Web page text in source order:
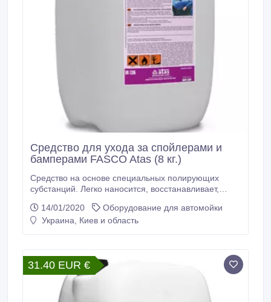
Средство для ухода за спойлерами и
бамперами FASCO Atas (8 кг.)
Средство на основе специальных полирующих
субстанций. Легко наносится, восстанавливает,
пластиковых деталей легковых автомобилей,
автоприцепов, грузовиков. Высокоэффективный
процедуры ополаскивания, благодаря невысокому
уровню пенообразования.
14/01/2020
Оборудование для автомойки
Украина, Киев и область
31.40 EUR €